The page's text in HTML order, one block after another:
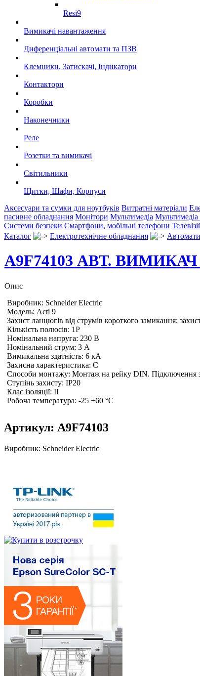
Resi9
Вимикачі навантаження
Диференціальні автомати та ПЗВ
Клемники, Затискачі, Індикатори
Контактори
Коробки
Наконечники
Реле
Розетки та вимикачі
Світильники
Щитки, Шафи, Корпуси
Аксесуари та сумки для ноутбуків Витратні матеріали
пасивне обладнання Монітори Мультимедіа
Системи безпеки Смартфони, мобільні телефони
Каталог
Електротехнічне обладнання
A9F74103 АВТ. ВИМИКАЧ
Опис
Виробник: Schneider Electric
Модель: Acti 9
Захист ланцюгів від струмів короткого замикання;
Кількість полюсів: 1P
Номінальна напруга: 230 В
Номінальний струм: 3 A
Вимикальна здатність: 6 кА
Захисна характеристика: C
Способи монтажу: Монтаж на рейку DIN. Підключення
Ступінь захисту: IP20
Клас ізоляції: II
Робоча температура: -25 +60 °C
Артикул: A9F74103
Виробник: Schneider Electric